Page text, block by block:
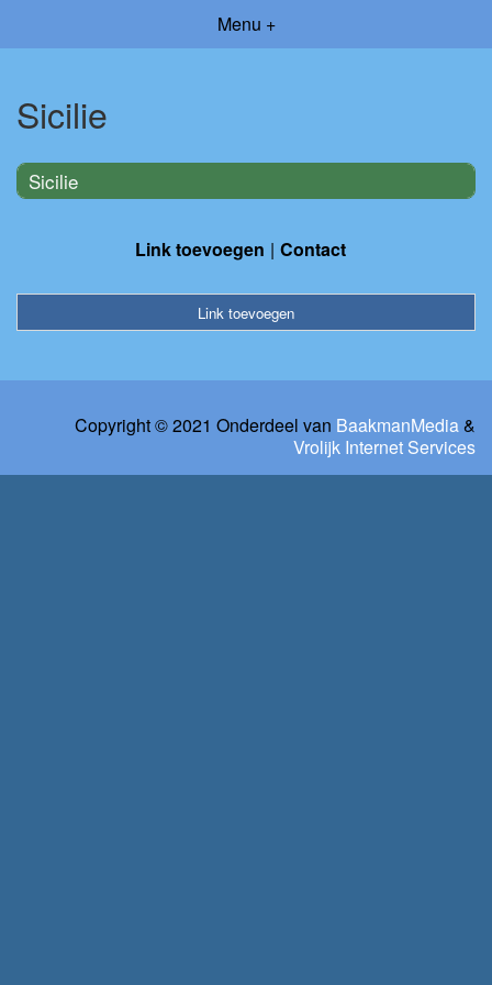
Menu +
Sicilie
Sicilie
Link toevoegen Contact
Link toevoegen
Copyright © 2021 Onderdeel van BaakmanMedia&
Vrolijk Internet Services